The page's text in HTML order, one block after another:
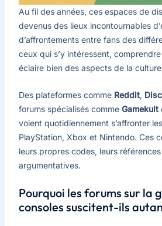
Au fil des années, ces espaces de
devenus des lieux incontournables
d’affrontements entre fans des
ceux qui s’y intéressent,
éclaire bien des aspects de la
Des plateformes comme Reddit,
forums spécialisés comme Gamekult
voient quotidiennement s’affronter
PlayStation, Xbox et Nintendo. Ces
leurs propres codes, leurs
argumentatives.
Pourquoi les forums sur la
consoles suscitent-ils